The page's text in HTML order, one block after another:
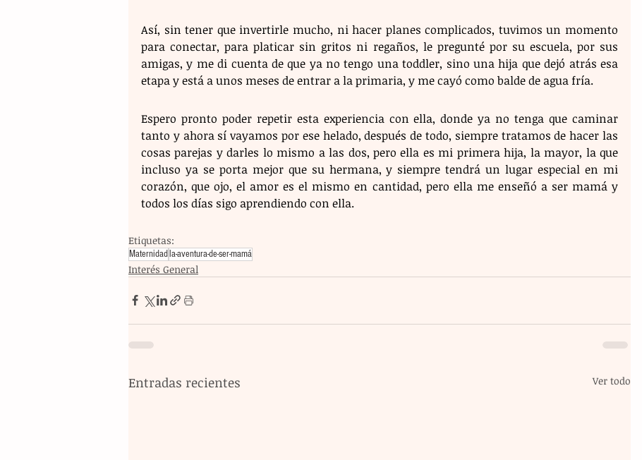
Así, sin tener que invertirle mucho, ni hacer planes complicados, tuvimos un momento
para conectar, para platicar sin gritos ni regaños, le pregunté por su escuela, por sus
amigas, y me di cuenta de que ya no tengo una toddler, sino una hija que dejó atrás esa
etapa y está a unos meses de entrar a la primaria, y me cayó como balde de agua fría.
Espero pronto poder repetir esta experiencia con ella, donde ya no tenga que caminar
tanto y ahora sí vayamos por ese helado, después de todo, siempre tratamos de hacer las
cosas parejas y darles lo mismo a las dos, pero ella es mi primera hija, la mayor, la que
incluso ya se porta mejor que su hermana, y siempre tendrá un lugar especial en mi
corazón, que ojo, el amor es el mismo en cantidad, pero ella me enseñó a ser mamá y
todos los días sigo aprendiendo con ella.
Etiquetas:
Maternidad la-aventura-de-ser-mamá
Interés General
Entradas recientes Ver todo